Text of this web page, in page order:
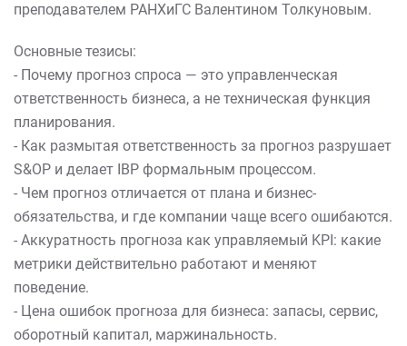
преподавателем РАНХиГС Валентином Толкуновым.
Основные тезисы:
- Почему прогноз спроса — это управленческая
ответственность бизнеса, а не техническая функция
планирования.
- Как размытая ответственность за прогноз разрушает
S&OP и делает IBP формальным процессом.
- Чем прогноз отличается от плана и бизнес-
обязательства, и где компании чаще всего ошибаются.
- Аккуратность прогноза как управляемый KPI: какие
метрики действительно работают и меняют
поведение.
- Цена ошибок прогноза для бизнеса: запасы, сервис,
оборотный капитал, маржинальность.